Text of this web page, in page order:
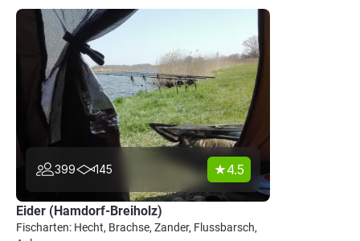
399 145 4.5
Eider (Hamdorf-Breiholz)
Fischarten: Hecht, Brachse, Zander, Flussbarsch,